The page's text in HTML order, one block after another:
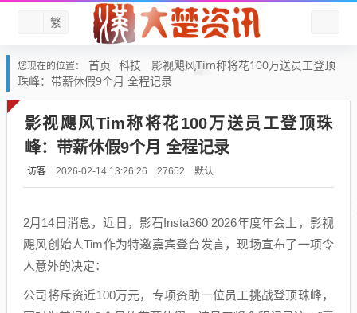
繁
您现在的位置： 首页 科技
影视飓风Tim称将花100万送员工登顶
珠峰：带薪休假9个月 全程记录
影视飓风Tim称将花100万送员工登顶珠
峰：带薪休假9个月 全程记录
访客 2026-02-14 13:26:26 27652 默认
2月14日消息，近日，影石Insta360 2026年度年会上，影视
飓风创始人Tim作为特邀嘉宾登台发言，现场宣布了一项令
人意外的决定：
公司将斥资近100万元，专项资助一位员工挑战登顶珠峰，